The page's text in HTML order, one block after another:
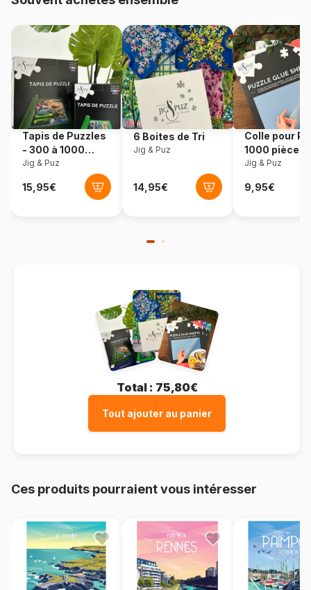
Référence Puzzle-La-Loutre-1695
EAN 3760410641695
Nombre de pièces 1000 pièces
Dimensions 69 x 48 cm
Tapis de Puzzles
- 300 à 1000
pièces
Jig & Puz
6 Boites de Tri
Jig & Puz
Colle pour
1000 pièces
Jig & Puz
Total : 75,80€
Tout ajouter au panier
Ces produits pourraient vous intéresser